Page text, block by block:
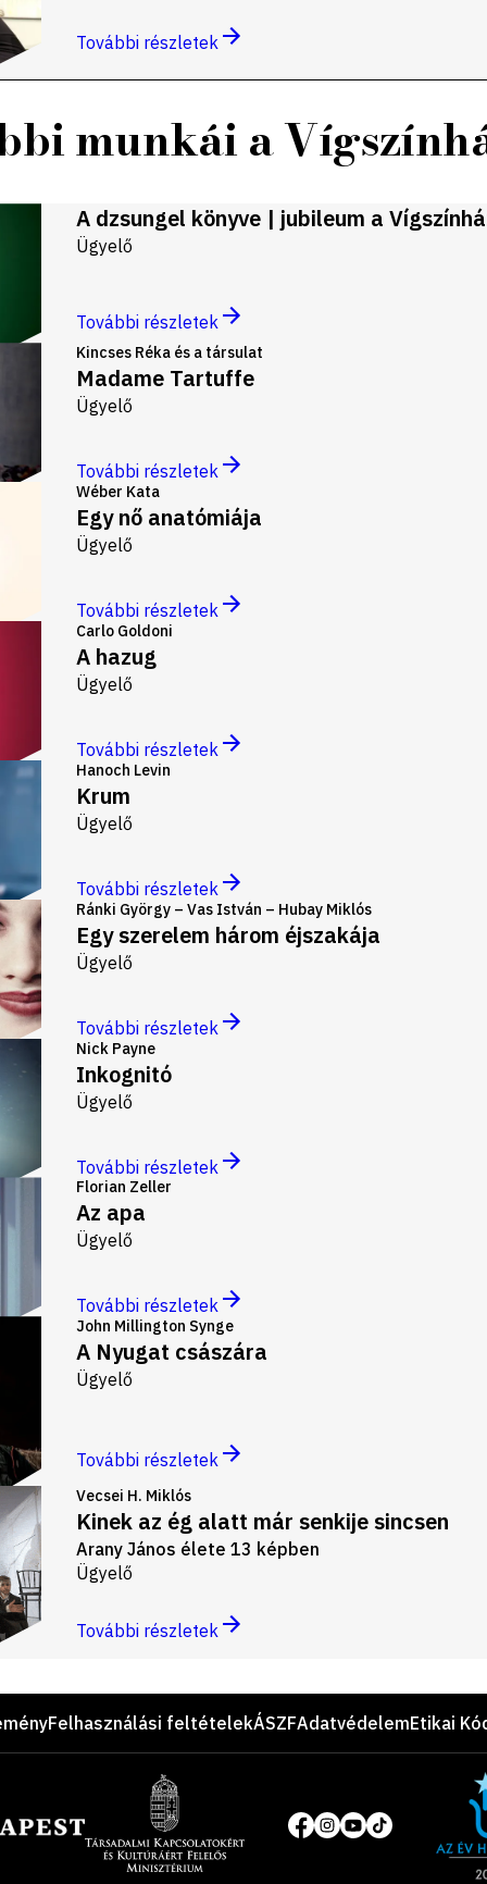
További részletek
munkái a
A dzsungel könyve | jubileum a
Ügyelő
További részletek
Kincses Réka és a társulat
Madame Tartuffe
Ügyelő
További részletek
Wéber Kata
Egy nő anatómiája
Ügyelő
További részletek
Carlo Goldoni
A hazug
Ügyelő
További részletek
Hanoch Levin
Krum
Ügyelő
További részletek
Ránki György – Vas István – Hubay Miklós
Egy szerelem három éjszakája
Ügyelő
További részletek
Nick Payne
Inkognitó
Ügyelő
További részletek
Florian Zeller
Az apa
Ügyelő
További részletek
John Millington Synge
A Nyugat császára
Ügyelő
További részletek
Vecsei H. Miklós
Kinek az ég alatt már senkije sincsen
Arany János élete 13 képben
Ügyelő
További részletek
Felhasználási feltételekÁSZFAdatvédelemEtikai
Közösségi
média
the